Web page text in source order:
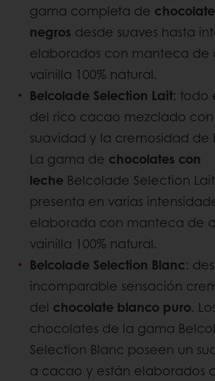
gama completa de
negros desde suaves hasta
elaborados con manteca de
vainilla 100% natural.
Belcolade Selection Lait: todo
del rico cacao mezclado
suavidad y la cremosidad de
La gama de chocolates con
leche Belcolade Selection
presenta en varias
elaborada con manteca de
vainilla 100% natural.
Belcolade Selection Blanc:
incomparable sensación
del chocolate blanco puro.
chocolates de la gama
Selection Blanc poseen un
a cacao y están elaborados